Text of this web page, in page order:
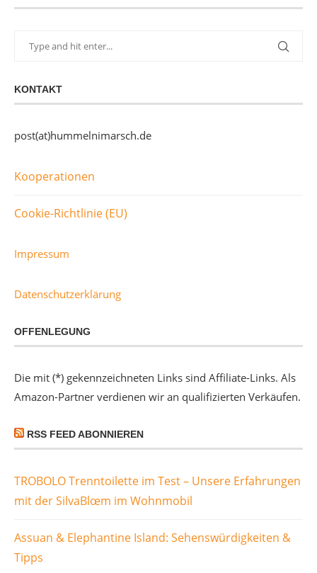
KONTAKT
post(at)hummelnimarsch.de
Kooperationen
Cookie-Richtlinie (EU)
Impressum
Datenschutzerklärung
OFFENLEGUNG
Die mit (*) gekennzeichneten Links sind Affiliate-Links. Als
Amazon-Partner verdienen wir an qualifizierten Verkäufen.
RSS FEED ABONNIEREN
TROBOLO Trenntoilette im Test – Unsere Erfahrungen
mit der SilvaBlœm im Wohnmobil
Assuan & Elephantine Island: Sehenswürdigkeiten &
Tipps